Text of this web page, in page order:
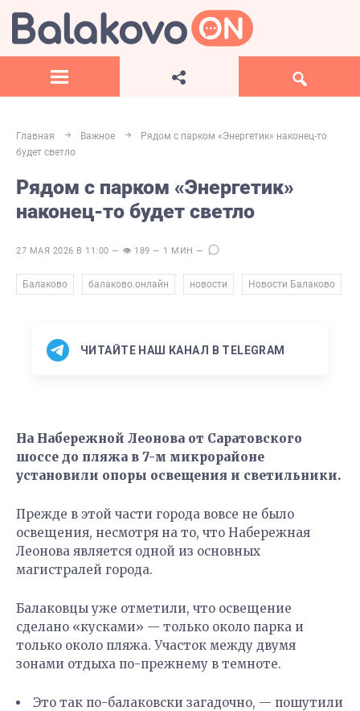
Главная Важное
Рядом с парком «Энергетик» наконец-то
будет светло
Рядом с парком «Энергетик»
наконец-то будет светло
27 МАЯ 2026 В 11:00 — 👁 189 — 1 МИН —
Балаково балаково.онлайн новости Новости Балаково
ЧИТАЙТЕ НАШ КАНАЛ В TELEGRAM
На Набережной Леонова от Саратовского
шоссе до пляжа в 7-м микрорайоне
установили опоры освещения и светильники.
Прежде в этой части города вовсе не было
освещения, несмотря на то, что Набережная
Леонова является одной из основных
магистралей города.
Балаковцы уже отметили, что освещение
сделано «кусками» — только около парка и
только около пляжа. Участок между двумя
зонами отдыха по-прежнему в темноте.
Это так по-балаковски загадочно, — пошутили